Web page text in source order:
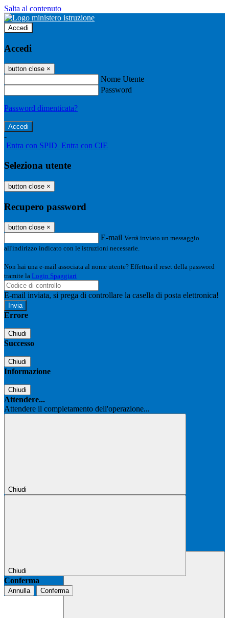
Salta al contenuto
Accedi
Accedi
button close ×
Nome Utente
Password
Password dimenticata?
-
Entra con SPID Entra con CIE
Seleziona utente
button close ×
Recupero password
button close ×
E-mail Verrà inviato un messaggio
all'indirizzo indicato con le istruzioni necessarie.
Non hai una e-mail associata al nome utente? Effettua il reset della password
tramite la Login Spaggiari
E-mail inviata, si prega di controllare la casella di posta elettronica!
Errore
Chiudi
Successo
Chiudi
Informazione
Chiudi
Attendere...
Attendere il completamento dell'operazione...
Chiudi
Chiudi
Conferma
Annulla Conferma